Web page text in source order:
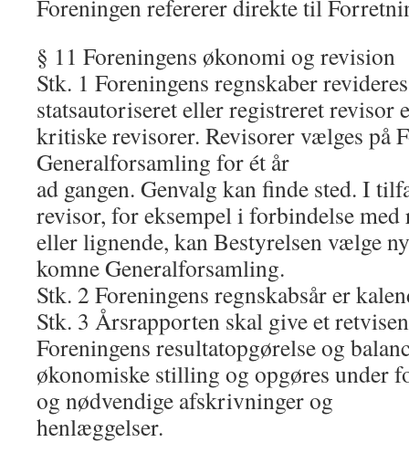
Foreningen refererer direkte til
§ 11 Foreningens økonomi og revision
Stk. 1 Foreningens regnskaber
statsautoriseret eller registreret revisor
kritiske revisorer. Revisorer vælges på
Generalforsamling for ét år
ad gangen. Genvalg kan finde sted. I
revisor, for eksempel i forbindelse
eller lignende, kan Bestyrelsen vælge
komne Generalforsamling.
Stk. 2 Foreningens regnskabsår er
Stk. 3 Årsrapporten skal give et
Foreningens resultatopgørelse og
økonomiske stilling og opgøres under
og nødvendige afskrivninger og
henlæggelser.